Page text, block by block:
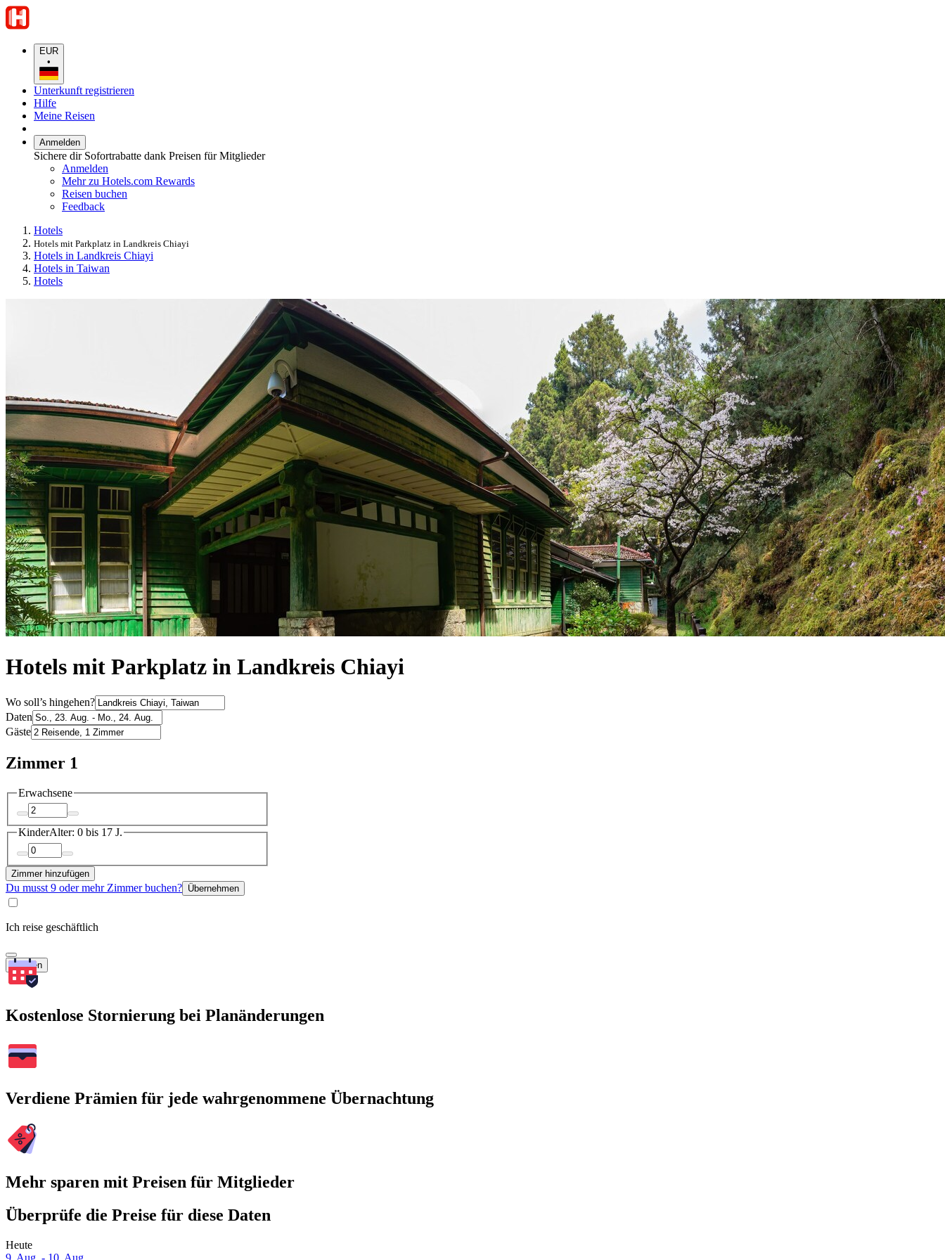
EUR
•
Unterkunft registrieren
Hilfe
Meine Reisen
Anmelden
Sichere dir Sofortrabatte dank Preisen für Mitglieder
Anmelden
Mehr zu Hotels.com Rewards
Reisen buchen
Feedback
Hotels
Hotels mit Parkplatz in Landkreis Chiayi
Hotels in Landkreis Chiayi
Hotels in Taiwan
Hotels
Hotels mit Parkplatz in Landkreis Chiayi
Wo soll’s hingehen?
Daten
Gäste
Zimmer 1
Erwachsene
KinderAlter: 0 bis 17 J.
Zimmer hinzufügen
Du musst 9 oder mehr Zimmer buchen? Übernehmen
Ich reise geschäftlich
Suchen
Kostenlose Stornierung bei Planänderungen
Verdiene Prämien für jede wahrgenommene Übernachtung
Mehr sparen mit Preisen für Mitglieder
Überprüfe die Preise für diese Daten
Heute